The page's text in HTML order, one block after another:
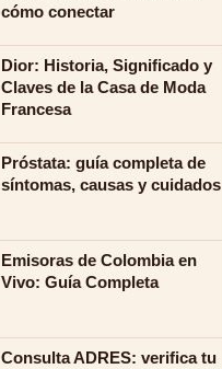
cómo conectar
Dior: Historia, Significado y
Claves de la Casa de Moda
Francesa
Próstata: guía completa de
síntomas, causas y cuidados
Emisoras de Colombia en
Vivo: Guía Completa
Consulta ADRES: verifica tu